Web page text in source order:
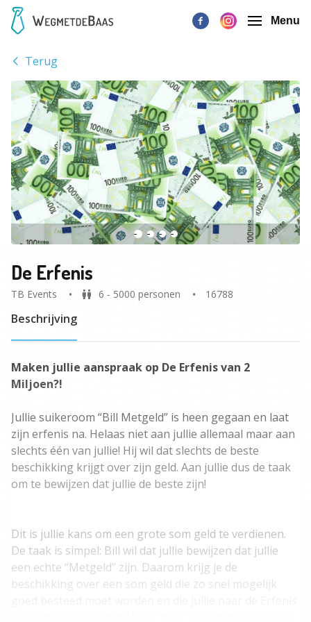
Menu
Terug
De Erfenis
TB Events 6 - 5000 personen 16788
Beschrijving
Maken jullie aanspraak op De Erfenis van 2
Miljoen?!
Jullie suikeroom “Bill Metgeld” is heen gegaan en laat
zijn erfenis na. Helaas niet aan jullie allemaal maar aan
slechts één van jullie! Hij wil dat slechts de beste
beschikking krijgt over zijn geld. Aan jullie dus de taak
om te bewijzen dat jullie de beste zijn!
Dit is jullie kans om een grote som geld te verdienen.
De taak is simpel: Bill wil dat jullie bewijzen dat jullie
een echte “Metgeld” zijn. Daarom krijg je de
beschikking over een som geld die zo snel mogelijk